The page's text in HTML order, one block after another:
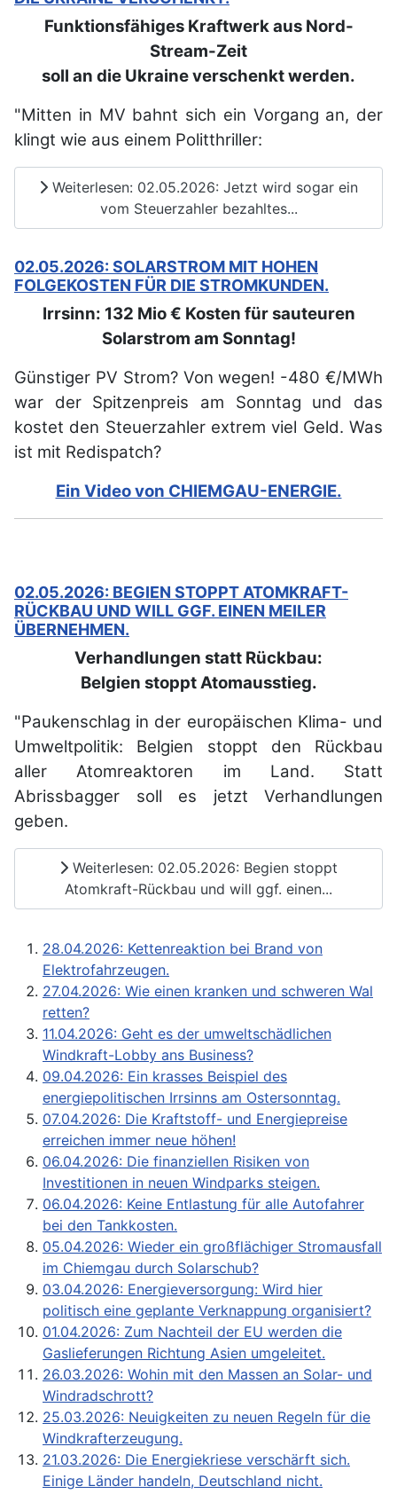
Funktionsfähiges Kraftwerk aus Nord-
Stream-Zeit
soll an die Ukraine verschenkt werden.
"Mitten in MV bahnt sich ein Vorgang an, der
klingt wie aus einem Politthriller:
Weiterlesen: 02.05.2026: Jetzt wird sogar ein
vom Steuerzahler bezahltes...
02.05.2026: SOLARSTROM MIT HOHEN
FOLGEKOSTEN FÜR DIE STROMKUNDEN.
Irrsinn: 132 Mio € Kosten für sauteuren
Solarstrom am Sonntag!
Günstiger PV Strom? Von wegen! -480 €/MWh
war der Spitzenpreis am Sonntag und das
kostet den Steuerzahler extrem viel Geld. Was
ist mit Redispatch?
Ein Video von CHIEMGAU-ENERGIE.
02.05.2026: BEGIEN STOPPT ATOMKRAFT-
RÜCKBAU UND WILL GGF. EINEN MEILER
ÜBERNEHMEN.
Verhandlungen statt Rückbau:
Belgien stoppt Atomausstieg.
"Paukenschlag in der europäischen Klima- und
Umweltpolitik: Belgien stoppt den Rückbau
aller Atomreaktoren im Land. Statt
Abrissbagger soll es jetzt Verhandlungen
geben.
Weiterlesen: 02.05.2026: Begien stoppt
Atomkraft-Rückbau und will ggf. einen...
28.04.2026: Kettenreaktion bei Brand von
Elektrofahrzeugen.
27.04.2026: Wie einen kranken und schweren Wal
retten?
11.04.2026: Geht es der umweltschädlichen
Windkraft-Lobby ans Business?
09.04.2026: Ein krasses Beispiel des
energiepolitischen Irrsinns am Ostersonntag.
07.04.2026: Die Kraftstoff- und Energiepreise
erreichen immer neue höhen!
06.04.2026: Die finanziellen Risiken von
Investitionen in neuen Windparks steigen.
06.04.2026: Keine Entlastung für alle Autofahrer
bei den Tankkosten.
05.04.2026: Wieder ein großflächiger Stromausfall
im Chiemgau durch Solarschub?
03.04.2026: Energieversorgung: Wird hier
politisch eine geplante Verknappung organisiert?
01.04.2026: Zum Nachteil der EU werden die
Gaslieferungen Richtung Asien umgeleitet.
26.03.2026: Wohin mit den Massen an Solar- und
Windradschrott?
25.03.2026: Neuigkeiten zu neuen Regeln für die
Windkrafterzeugung.
21.03.2026: Die Energiekriese verschärft sich.
Einige Länder handeln, Deutschland nicht.